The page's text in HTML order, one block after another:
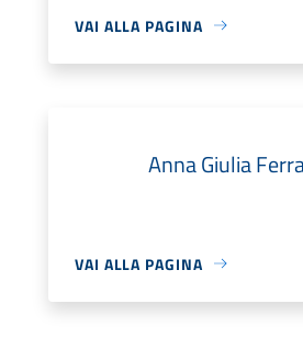
VAI ALLA PAGINA
Anna Giulia
VAI ALLA PAGINA